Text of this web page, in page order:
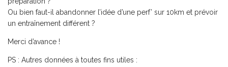
Ou bien faut-il abandonner l’idée d’une perf’ sur 10km et prévoir
un entraînement différent ?
Merci d’avance !
PS : Autres données à toutes fins utiles :